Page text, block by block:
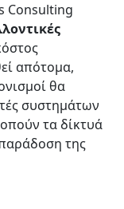
Consulting
απότομα,
θα
συστημάτων
τα δίκτυά
της